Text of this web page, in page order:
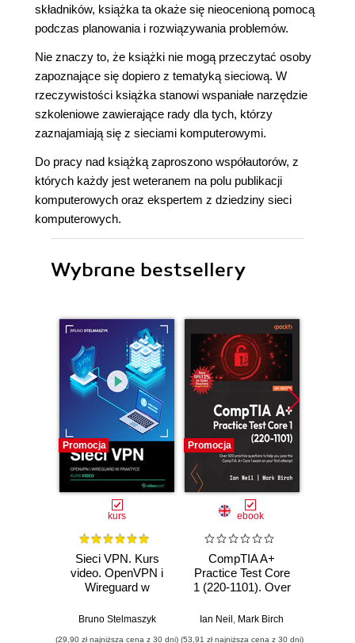
składników, książka ta okaże się nieocenioną pomocą
podczas planowania i rozwiązywania problemów.
Nie znaczy to, że książki nie mogą przeczytać osoby
zapoznające się dopiero z tematyką sieciową. W
rzeczywistości książka stanowi wspaniałe narzędzie
szkoleniowe zawierające rady dla tych, którzy
zaznajamiają się z sieciami komputerowymi.
Do pracy nad książką zaproszono współautorów, z
których każdy jest weteranem na polu publikacji
komputerowych oraz ekspertem z dziedziny sieci
komputerowych.
Wybrane bestsellery
Promocja
kurs
Sieci VPN. Kurs
video. OpenVPN i
Wireguard w
Bruno Stelmaszyk
(29,90 zł najniższa cena z 30 dni)
Promocja
ebook
CompTIA A+
Practice Test Core
1 (220-1101). Over
questions to help
Ian Neil Mark Birch
(53,91 zł najniższa cena z 30 dni)